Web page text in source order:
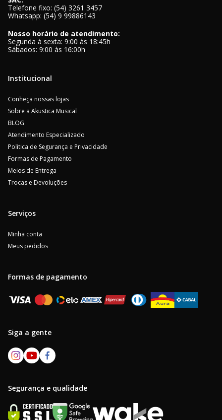
Telefone fixo: (54) 3261 3457
Whatsapp: (54) 9 99886143
Nosso horário de atendimento:
Segunda à sexta: 9:00 às 18:45h
Sábados: 9:00 às 16:00h
Institucional
Conheça nossas lojas
Sobre a Akustica Musical
BLOG
Atendimento Especializado
Politica de Segurança e Privacidade
Formas de Pagamento
Meios de Entrega
Trocas e Devoluções
Serviços
Minha conta
Meus pedidos
Formas de pagamento
Siga a gente
Segurança e qualidade